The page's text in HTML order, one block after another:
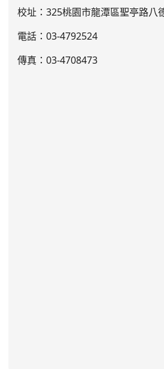
校址：325桃園市龍潭區聖亭路八
電話：03-4792524
傳真：03-4708473